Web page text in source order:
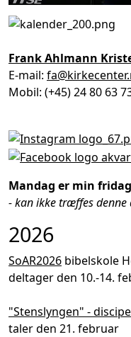
Frank Ahlmann
E-mail:
Mobil: (+45) 24 80 63
Mandag er min fridag
- kan ikke træffes denne
2026
SoAR2026 bibelskole
deltager den 10.-14.
"Stenslyngen" -
taler den 21. februar